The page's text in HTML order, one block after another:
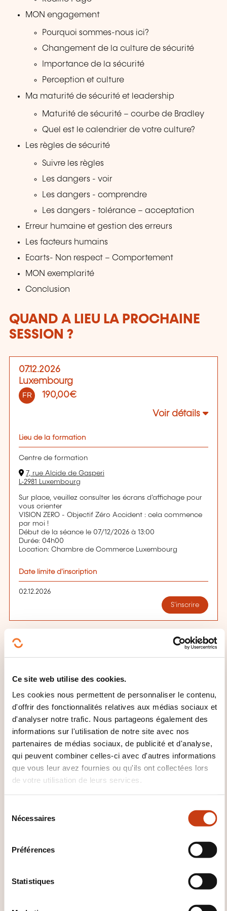
Ce site web utilise des cookies.
Les cookies nous permettent de personnaliser le contenu,
d'offrir des fonctionnalités relatives aux médias sociaux et
d'analyser notre trafic. Nous partageons également des
informations sur l'utilisation de notre site avec nos
partenaires de médias sociaux, de publicité et d'analyse,
qui peuvent combiner celles-ci avec d'autres informations
que vous leur avez fournies ou qu'ils ont collectées lors
de votre utilisation de leurs services.
Nécessaires
Préférences
Statistiques
MON engagement
Pourquoi sommes-nous ici?
Changement de la culture de sécurité
Importance de la sécurité
Perception et culture
Ma maturité de sécurité et leadership
Maturité de sécurité – courbe de Bradley
Quel est le calendrier de votre culture?
Les règles de sécurité
Suivre les règles
Les dangers - voir
Les dangers - comprendre
Les dangers - tolérance – acceptation
Erreur humaine et gestion des erreurs
Les facteurs humains
Ecarts- Non respect – Comportement
MON exemplarité
Conclusion
QUAND A LIEU LA PROCHAINE
SESSION ?
07.12.2026
Luxembourg
FR 190,00€
Voir détails
Lieu de la formation
Centre de formation
7, rue Alcide de Gasperi
L-2981 Luxembourg
Sur place, veuillez consulter les écrans d'affichage pour
vous orienter
VISION ZERO - Objectif Zéro Accident : cela commence
par moi !
Début de la séance le 07/12/2026 à 13:00
Durée: 04h00
Location: Chambre de Commerce Luxembourg
Date limite d'inscription
02.12.2026
S'inscrire
QUELLES INFORMATIONS
À SAVOIR ?
Présentations illustrées, vidéos, jeux et échanges
d’expériences (exposés théoriques limités).
Comment contacter
l’organisme de formation
House of Training